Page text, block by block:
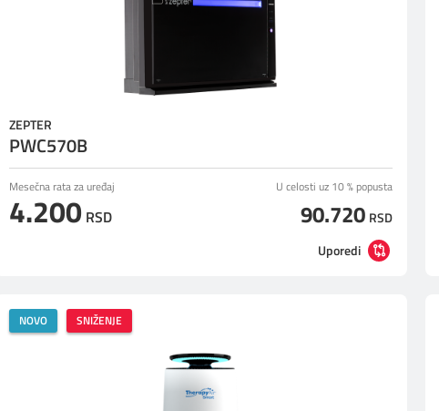
ZEPTER
PWC570B
Mesečna rata za uređaj
4.200 RSD
U celosti uz 10 % popusta
90.720 RSD
Uporedi
NOVO SNIŽENJE